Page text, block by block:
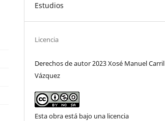
Estudios
Licencia
Derechos de autor 2023 Xosé Manuel Carril
Vázquez
Esta obra está bajo una licencia